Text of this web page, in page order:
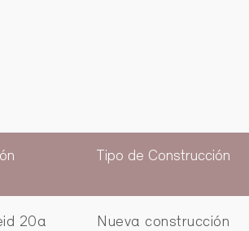
Tipo de Construcción
20a
Nueva construcción